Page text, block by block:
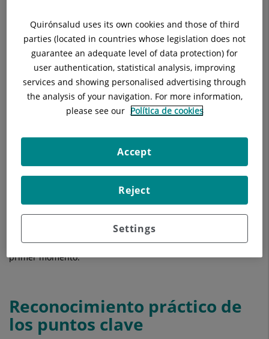
asistencial.
Conocer el hospital para
ganar tiempo
principales objetivos de esta acción formativa ha sido facilitar
a los bomberos un conocimiento real de los espacios,
evitando que, en una situación crítica, tengan que detenerse
a buscar o preguntar por la ubicación de zonas concretas.
Entrar ya con referencias claras —saber dónde están los
accesos, cómo se distribuyen las diferentes áreas o dónde se
encuentran los sistemas de extinción— permite reducir
tiempos de reacción y optimizar la intervención desde el
primer momento.
Reconocimiento práctico de
los puntos clave
Quirónsalud uses its own cookies and those of third
parties (located in countries whose legislation does not
guarantee an adequate level of data protection) for
user authentication, statistical analysis, improving
services and showing personalised advertising through
the analysis of your navigation. For more information,
please see our Política de cookies
Settings
Reject
Accept